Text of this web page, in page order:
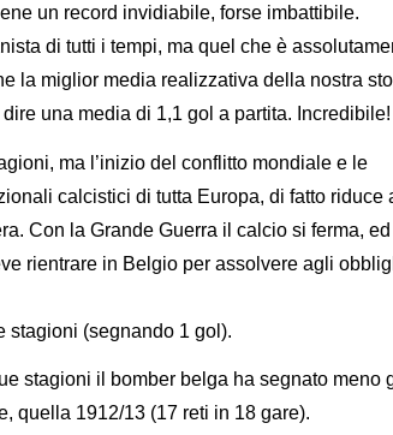
un record invidiabile, forse imbattibile.
di tutti i tempi, ma quel che è
la miglior media realizzativa della nostra
una media di 1,1 gol a partita. Incredibile!
ma l’inizio del conflitto mondiale e le
calcistici di tutta Europa, di fatto riduce
Con la Grande Guerra il calcio si ferma, ed
rientrare in Belgio per assolvere agli
stagioni (segnando 1 gol).
stagioni il bomber belga ha segnato meno
quella 1912/13 (17 reti in 18 gare).